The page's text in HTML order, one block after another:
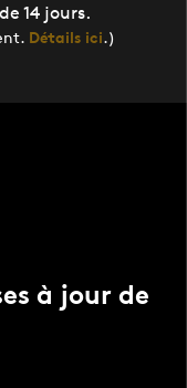
14 jours.
Détails ici.)
à jour de